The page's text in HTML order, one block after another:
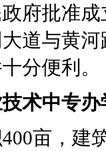
府批准
道与黄
分便利。
术中专办
亩，建